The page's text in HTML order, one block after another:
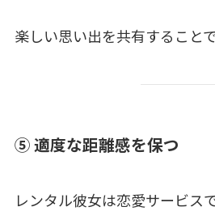
楽しい思い出を共有すること
⑤ 適度な距離感を保つ
レンタル彼女は恋愛サービス